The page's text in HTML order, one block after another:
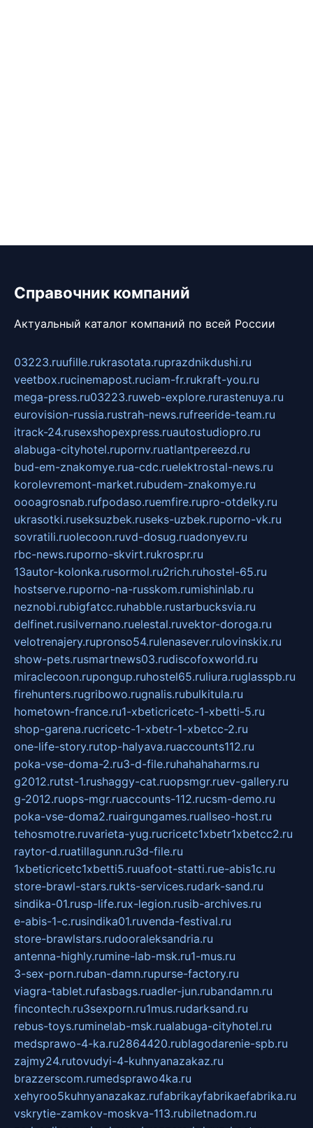
Справочник компаний
Актуальный каталог компаний по всей России
03223.ruufille.rukrasotata.ruprazdnikdushi.ru
veetbox.rucinemapost.ruciam-fr.rukraft-you.ru
mega-press.ru03223.ruweb-explore.rurastenuya.ru
eurovision-russia.rustrah-news.rufreeride-team.ru
itrack-24.rusexshopexpress.ruautostudiopro.ru
alabuga-cityhotel.rupornv.ruatlantpereezd.ru
bud-em-znakomye.rua-cdc.ruelektrostal-news.ru
korolevremont-market.rubudem-znakomye.ru
oooagrosnab.rufpodaso.ruemfire.rupro-otdelky.ru
ukrasotki.ruseksuzbek.ruseks-uzbek.ruporno-vk.ru
sovratili.ruolecoon.ruvd-dosug.ruadonyev.ru
rbc-news.ruporno-skvirt.rukrospr.ru
13autor-kolonka.rusormol.ru2rich.ruhostel-65.ru
hostserve.ruporno-na-russkom.rumishinlab.ru
neznobi.rubigfatcc.ruhabble.rustarbucksvia.ru
delfinet.rusilvernano.ruelestal.ruvektor-doroga.ru
velotrenajery.rupronso54.rulenasever.rulovinskix.ru
show-pets.rusmartnews03.rudiscofoxworld.ru
miraclecoon.rupongup.ruhostel65.ruliura.ruglasspb.ru
firehunters.rugribowo.rugnalis.rubulkitula.ru
hometown-france.ru1-xbeticricetc-1-xbetti-5.ru
shop-garena.rucricetc-1-xbetr-1-xbetcc-2.ru
one-life-story.rutop-halyava.ruaccounts112.ru
poka-vse-doma-2.ru3-d-file.ruhahahaharms.ru
g2012.rutst-1.rushaggy-cat.ruopsmgr.ruev-gallery.ru
g-2012.ruops-mgr.ruaccounts-112.rucsm-demo.ru
poka-vse-doma2.ruairgungames.ruallseo-host.ru
tehosmotre.ruvarieta-yug.rucricetc1xbetr1xbetcc2.ru
raytor-d.ruatillagunn.ru3d-file.ru
1xbeticricetc1xbetti5.ruuafoot-statti.rue-abis1c.ru
store-brawl-stars.rukts-services.rudark-sand.ru
sindika-01.rusp-life.rux-legion.rusib-archives.ru
e-abis-1-c.rusindika01.ruvenda-festival.ru
store-brawlstars.rudooraleksandria.ru
antenna-highly.rumine-lab-msk.ru1-mus.ru
3-sex-porn.ruban-damn.rupurse-factory.ru
viagra-tablet.rufasbags.ruadler-jun.rubandamn.ru
fincontech.ru3sexporn.ru1mus.rudarksand.ru
rebus-toys.ruminelab-msk.rualabuga-cityhotel.ru
medsprawo-4-ka.ru2864420.rublagodarenie-spb.ru
zajmy24.rutovudyi-4-kuhnyanazakaz.ru
brazzerscom.rumedsprawo4ka.ru
xehyroo5kuhnyanazakaz.rufabrikayfabrikaefabrika.ru
vskrytie-zamkov-moskva-113.rubiletnadom.ru